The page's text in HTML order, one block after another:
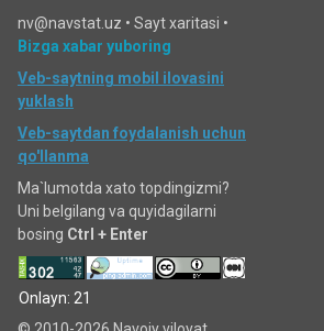
nv@navstat.uz • Sayt xaritasi •
Bizga xabar yuboring
Veb-saytning mobil ilovasini
yuklash
Veb-saytdan foydalanish uchun
qo'llanma
Ma`lumotda xato topdingizmi?
Uni belgilang va quyidagilarni
bosing Ctrl + Enter
Onlayn: 21